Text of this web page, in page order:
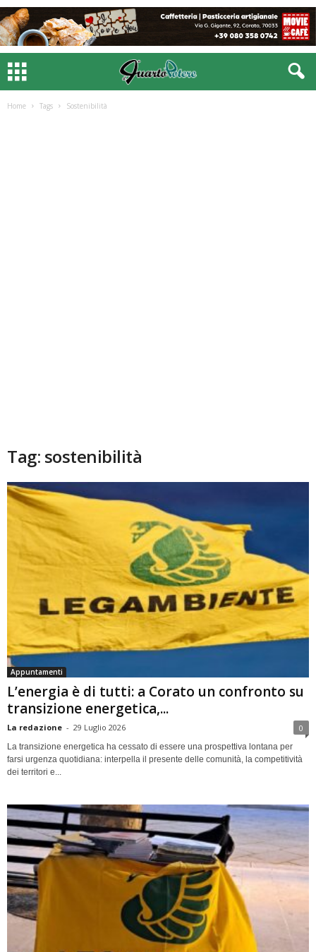
Home Tags Sostenibilità
Tag: sostenibilità
Appuntamenti
L’energia è di tutti: a Corato un confronto su
transizione energetica,...
La redazione - 29 Luglio 2026 0
La transizione energetica ha cessato di essere una prospettiva lontana per
farsi urgenza quotidiana: interpella il presente delle comunità, la competitività
dei territori e...